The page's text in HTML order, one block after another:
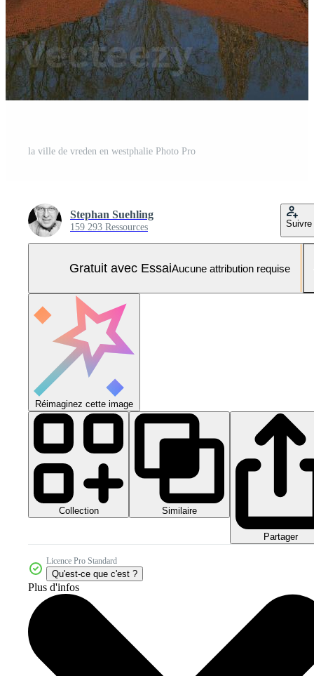
la ville de vreden en westphalie Photo Pro
Stephan Suehling
159 293 Ressources Suivre
Gratuit avec EssaiAucune attribution requise
Réimaginez cette image
Collection Similaire
Partager
Licence Pro Standard
Qu'est-ce que c'est ?
Plus d'infos